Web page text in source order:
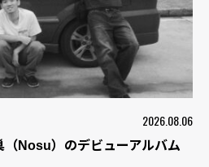
2026.08.06
Nosu）のデビューアルバム